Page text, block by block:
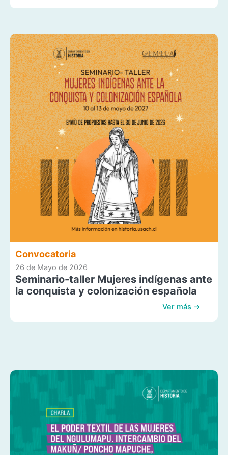
Convocatoria
26 de Mayo de 2026
Seminario-taller Mujeres indígenas ante
la conquista y colonización española
Ver más →